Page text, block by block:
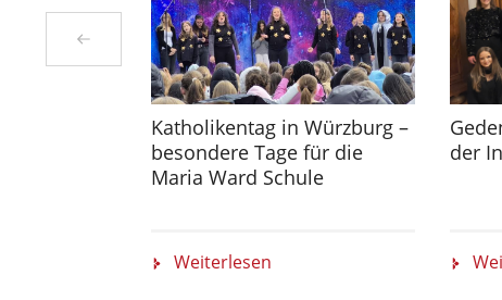
Katholikentag in Würzburg –
besondere Tage für die
Maria Ward Schule
Weiterlesen
der